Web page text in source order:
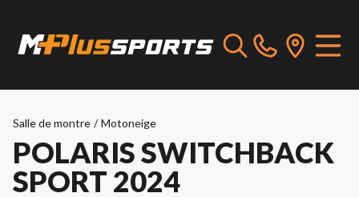
Salle de montre / Motoneige
POLARIS SWITCHBACK
SPORT 2024